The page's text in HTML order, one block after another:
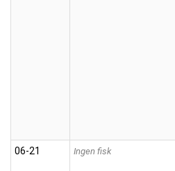
06‑21 Ingen fisk